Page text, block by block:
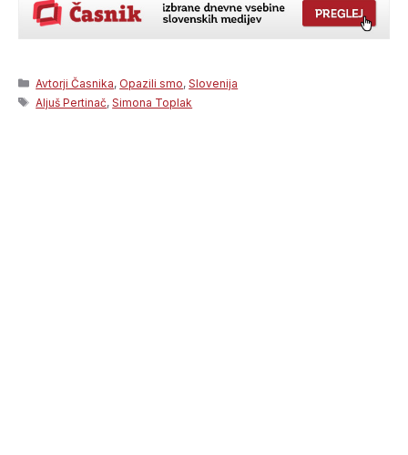
Categories
Avtorji Časnika, Opazili smo,Slovenija
Tags
Aljuš Pertinač,Simona Toplak